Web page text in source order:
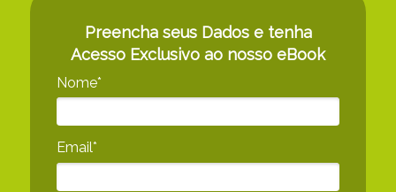
Preencha seus Dados e tenha
Acesso Exclusivo ao nosso eBook
Nome*
Email*